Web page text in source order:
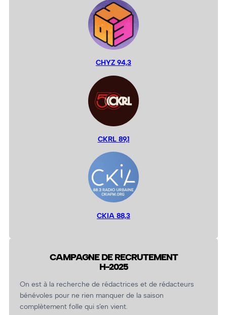
CHYZ 94,3
CKRL 89,1
CKIA 88,3
CAMPAGNE DE RECRUTEMENT
H-2025
On est à la recherche de rédactrices et de rédacteurs
bénévoles pour ne rien manquer de la saison
complètement folle qui s’en vient.